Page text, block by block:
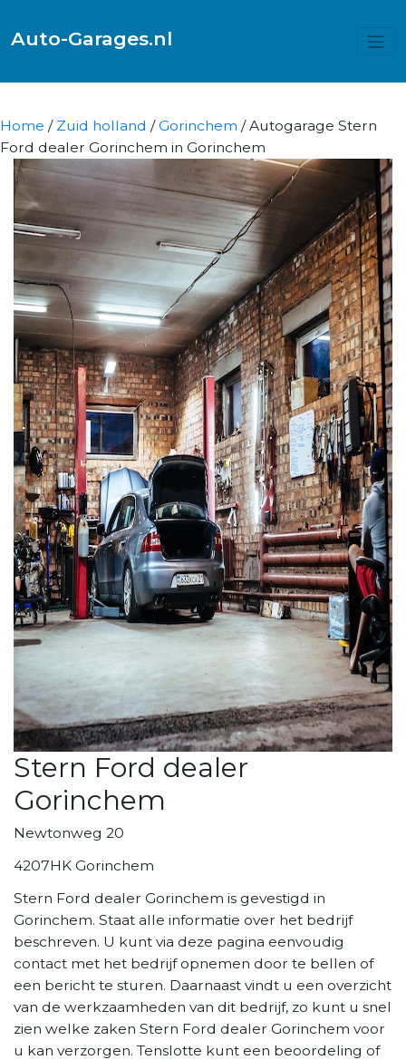
Auto-Garages.nl
Home / Zuid holland /Gorinchem / Autogarage Stern
Ford dealer Gorinchem in Gorinchem
Stern Ford dealer
Gorinchem
Newtonweg 20
4207HK Gorinchem
Stern Ford dealer Gorinchem is gevestigd in
Gorinchem. Staat alle informatie over het bedrijf
beschreven. U kunt via deze pagina eenvoudig
contact met het bedrijf opnemen door te bellen of
een bericht te sturen. Daarnaast vindt u een overzicht
van de werkzaamheden van dit bedrijf, zo kunt u snel
zien welke zaken Stern Ford dealer Gorinchem voor
u kan verzorgen. Tenslotte kunt een beoordeling of